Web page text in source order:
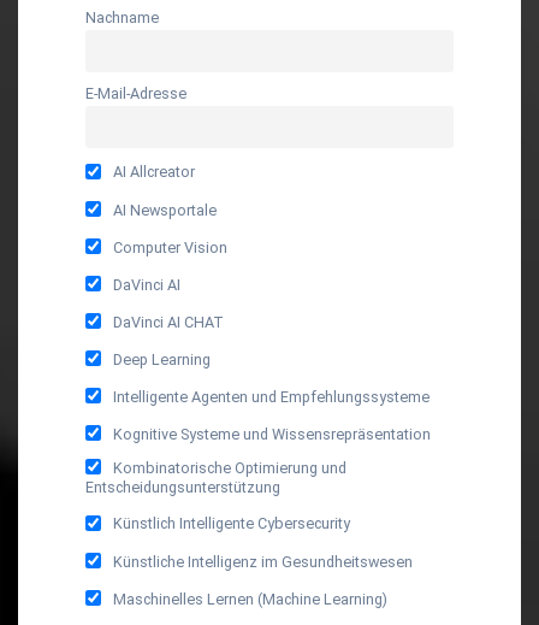
Nachname
E-Mail-Adresse
AI Allcreator
AI Newsportale
Computer Vision
DaVinci AI
DaVinci AI CHAT
Deep Learning
Intelligente Agenten und Empfehlungssysteme
Kognitive Systeme und Wissensrepräsentation
Kombinatorische Optimierung und
Entscheidungsunterstützung
Künstlich Intelligente Cybersecurity
Künstliche Intelligenz im Gesundheitswesen
Maschinelles Lernen (Machine Learning)